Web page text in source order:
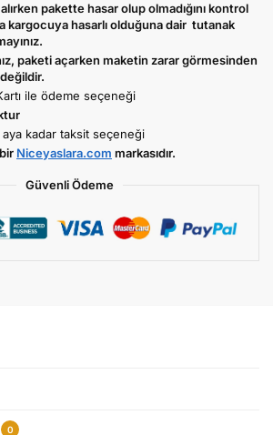
pakette hasar olup olmadığını kontrol
kargocuya hasarlı olduğuna dair tutanak
paketi açarken maketin zarar görmesinden
ile ödeme seçeneği
aya kadar taksit seçeneği
Niceyaslara.com markasıdır.
Güvenli Ödeme
0